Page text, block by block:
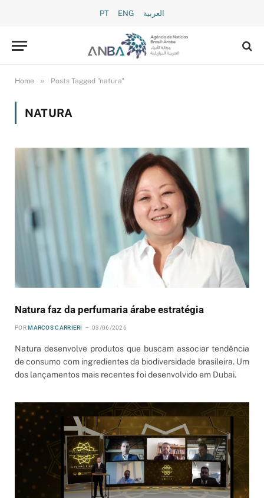
PT ENG العربية
Home » Posts Tagged "natura"
NATURA
Natura faz da perfumaria árabe estratégia
POR MARCOS CARRIERI 03/06/2026
Natura desenvolve produtos que buscam associar tendência
de consumo com ingredientes da biodiversidade brasileira. Um
dos lançamentos mais recentes foi desenvolvido em Dubai.